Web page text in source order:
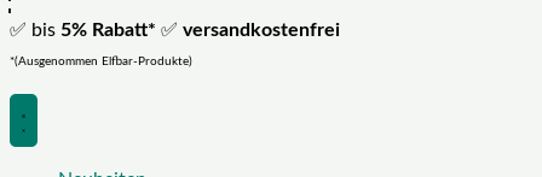
✅ bis 5% Rabatt* ✅ versandkostenfrei
*(Ausgenommen Elfbar-Produkte)